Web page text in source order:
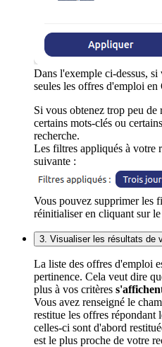
Dans l'exemple ci-dessus,
seules les offres d'emploi
Si vous obtenez trop peu
certains mots-clés ou
recherche.
Les filtres appliqués à votre
suivante :
Vous pouvez supprimer les
réinitialiser en cliquant sur
3. Visualiser les résultats de
La liste des offres d'emploi
pertinence. Cela veut dire
plus à vos critères
Vous avez renseigné le
restitue les offres répondant
celles-ci sont d'abord
est le plus proche de votre